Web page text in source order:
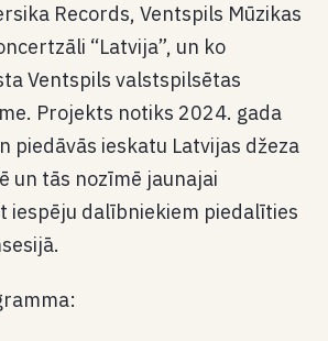
Records, Ventspils Mūzikas
“Latvija”, un ko
Ventspils valstspilsētas
Projekts notiks 2024. gada
piedāvās ieskatu Latvijas džeza
un tās nozīmē jaunajai
iespēju dalībniekiem piedalīties